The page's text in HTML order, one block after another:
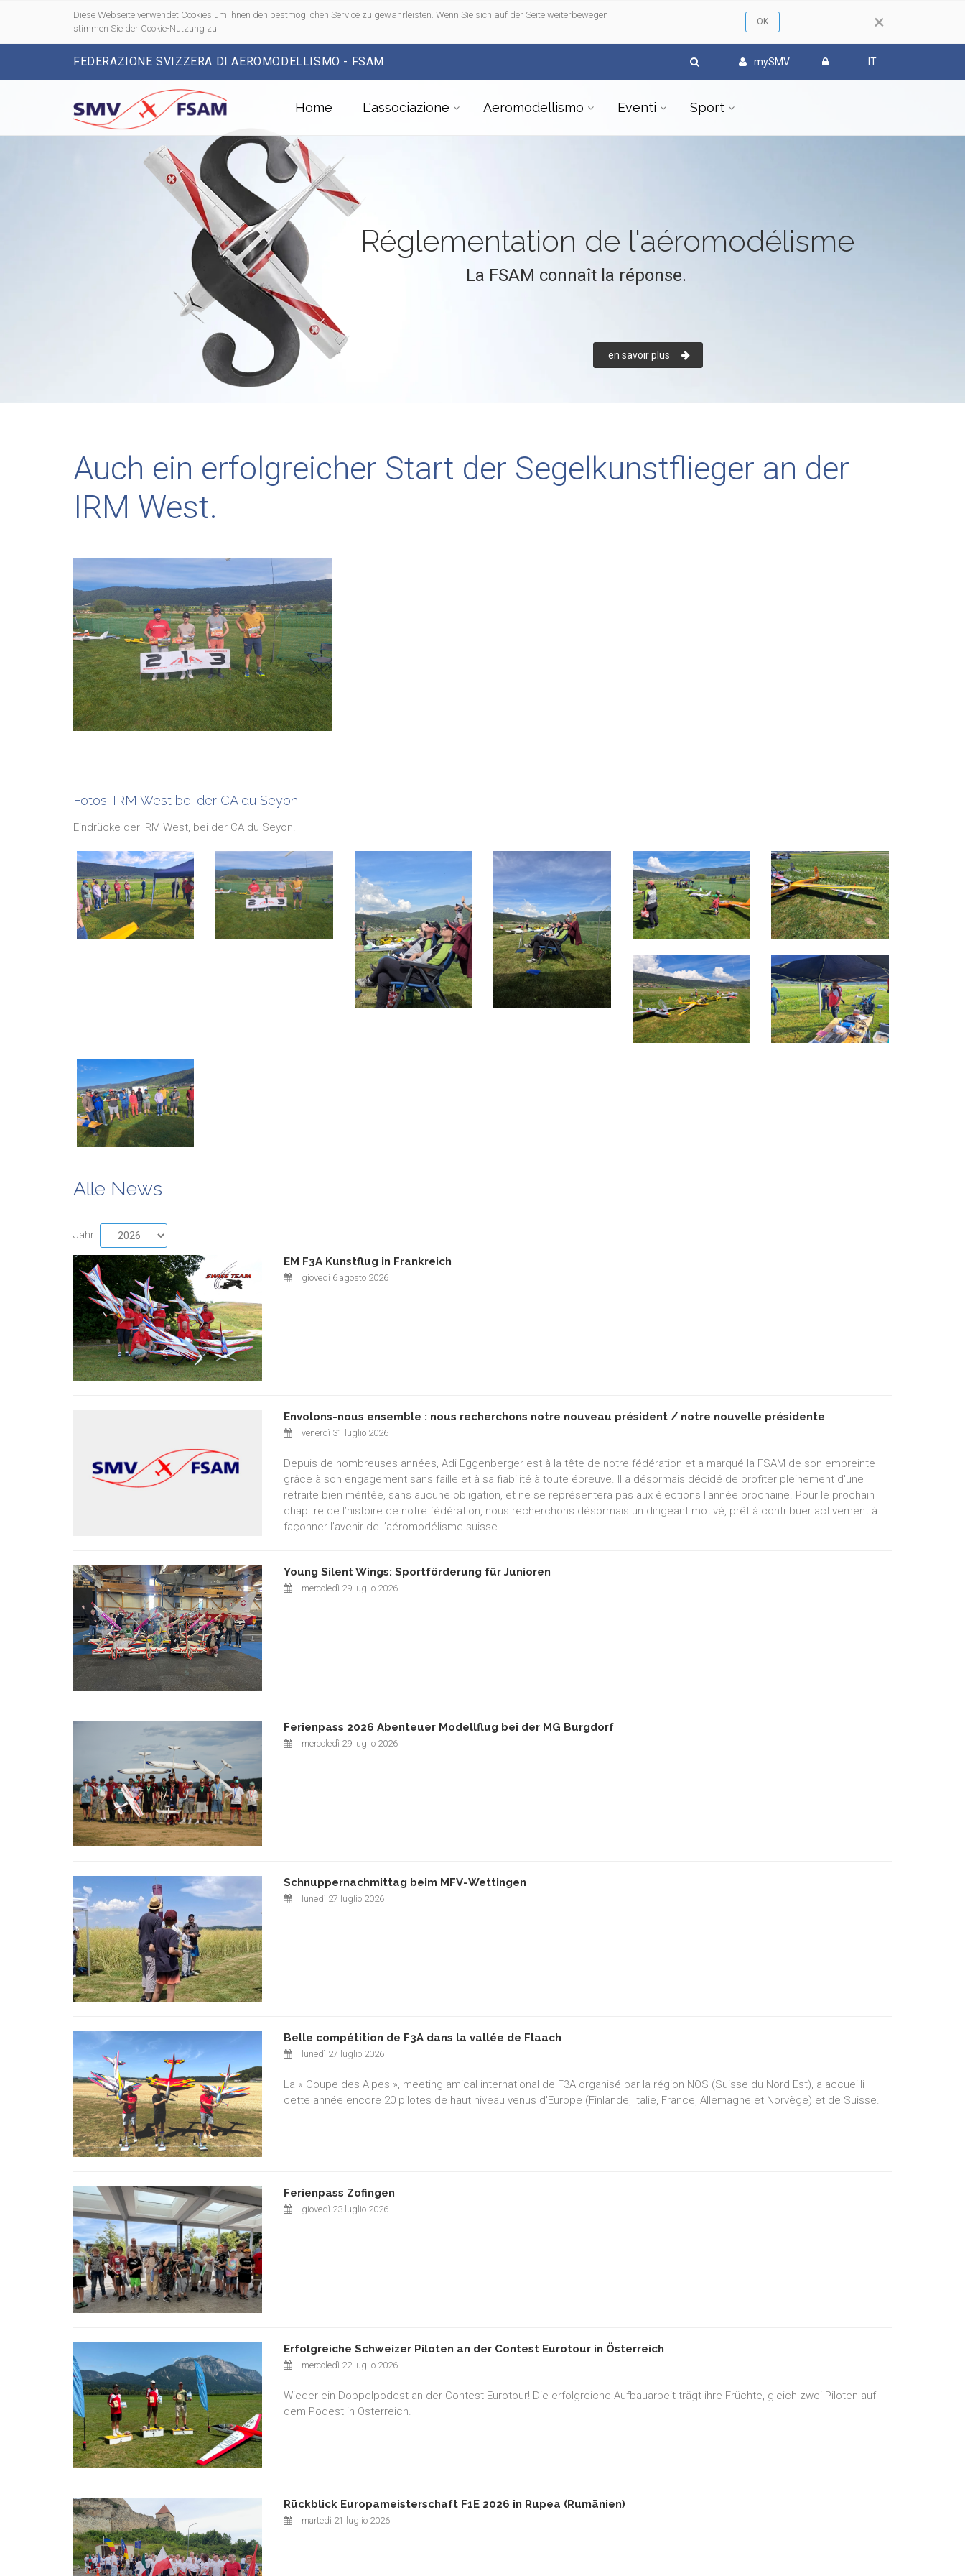
×
Diese Webseite verwendet Cookies um Ihnen den bestmöglichen Service zu gewährleisten. Wenn Sie sich auf der Seite weiterbewegen
stimmen Sie der Cookie-Nutzung zu
FEDERAZIONE SVIZZERA DI AEROMODELLISMO - FSAM mySMV IT
Home L'associazione Aeromodellismo Eventi Sport
Réglementation de l'aéromodélisme
La FSAM connaît la réponse.
en savoir plus
Auch ein erfolgreicher Start der Segelkunstflieger an der
IRM West.
Fotos: IRM West bei der CA du Seyon
Eindrücke der IRM West, bei der CA du Seyon.
Alle News
Jahr
EM F3A Kunstflug in Frankreich
giovedì 6 agosto 2026
Envolons-nous ensemble : nous recherchons notre nouveau président / notre nouvelle présidente
venerdì 31 luglio 2026
Depuis de nombreuses années, Adi Eggenberger est à la tête de notre fédération et a marqué la FSAM de son empreinte
grâce à son engagement sans faille et à sa fiabilité à toute épreuve. Il a désormais décidé de profiter pleinement d'une
retraite bien méritée, sans aucune obligation, et ne se représentera pas aux élections l'année prochaine. Pour le prochain
chapitre de l’histoire de notre fédération, nous recherchons désormais un dirigeant motivé, prêt à contribuer activement à
façonner l’avenir de l’aéromodélisme suisse.
Young Silent Wings: Sportförderung für Junioren
mercoledì 29 luglio 2026
Ferienpass 2026 Abenteuer Modellflug bei der MG Burgdorf
mercoledì 29 luglio 2026
Schnuppernachmittag beim MFV-Wettingen
lunedì 27 luglio 2026
Belle compétition de F3A dans la vallée de Flaach
lunedì 27 luglio 2026
La « Coupe des Alpes », meeting amical international de F3A organisé par la région NOS (Suisse du Nord Est), a accueilli
cette année encore 20 pilotes de haut niveau venus d'Europe (Finlande, Italie, France, Allemagne et Norvège) et de Suisse.
Ferienpass Zofingen
giovedì 23 luglio 2026
Erfolgreiche Schweizer Piloten an der Contest Eurotour in Österreich
mercoledì 22 luglio 2026
Wieder ein Doppelpodest an der Contest Eurotour! Die erfolgreiche Aufbauarbeit trägt ihre Früchte, gleich zwei Piloten auf
dem Podest in Österreich.
Rückblick Europameisterschaft F1E 2026 in Rupea (Rumänien)
martedì 21 luglio 2026